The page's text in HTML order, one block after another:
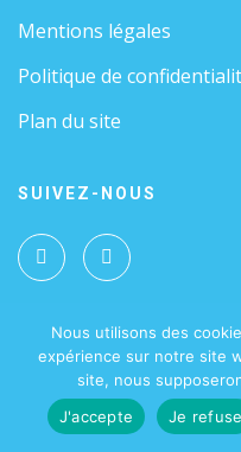
Mentions légales
Politique de
Plan du site
SUIVEZ-NOUS
Revtech composites
Site
Nous utilisons des
expérience sur notre site
site, nous
J'accepte
Je refuse